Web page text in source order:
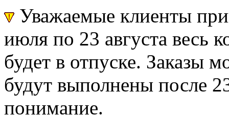
Уважаемые клиенты
июля по 23 августа весь
будет в отпуске. Заказы
будут выполнены после
понимание.